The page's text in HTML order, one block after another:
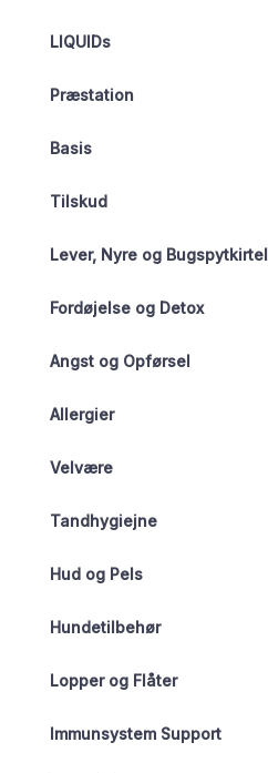
LIQUIDs
Præstation
Basis
Tilskud
Lever, Nyre og Bugspytkirtel
Fordøjelse og Detox
Angst og Opførsel
Allergier
Velvære
Tandhygiejne
Hud og Pels
Hundetilbehør
Lopper og Flåter
Immunsystem Support